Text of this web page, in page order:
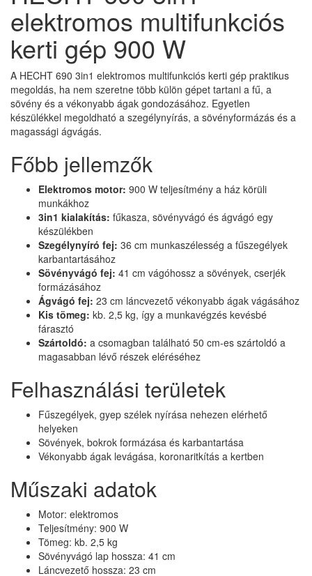
elektromos multifunkciós
kerti gép 900 W
A HECHT 690 3in1 elektromos multifunkciós kerti gép praktikus
megoldás, ha nem szeretne több külön gépet tartani a fű, a
sövény és a vékonyabb ágak gondozásához. Egyetlen
készülékkel megoldható a szegélynyírás, a sövényformázás és a
magassági ágvágás.
Főbb jellemzők
Elektromos motor: 900 W teljesítmény a ház körüli
munkákhoz
3in1 kialakítás: fűkasza, sövényvágó és ágvágó egy
készülékben
Szegélynyíró fej: 36 cm munkaszélesség a fűszegélyek
karbantartásához
Sövényvágó fej: 41 cm vágóhossz a sövények, cserjék
formázásához
Ágvágó fej: 23 cm láncvezető vékonyabb ágak vágásához
Kis tömeg: kb. 2,5 kg, így a munkavégzés kevésbé
fárasztó
Szártoldó: a csomagban található 50 cm-es szártoldó a
magasabban lévő részek eléréséhez
Felhasználási területek
Fűszegélyek, gyep szélek nyírása nehezen elérhető
helyeken
Sövények, bokrok formázása és karbantartása
Vékonyabb ágak levágása, koronaritkítás a kertben
Műszaki adatok
Motor: elektromos
Teljesítmény: 900 W
Tömeg: kb. 2,5 kg
Sövényvágó lap hossza: 41 cm
Láncvezető hossza: 23 cm